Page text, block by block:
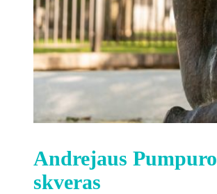
Andrejaus Pumpuro
skveras